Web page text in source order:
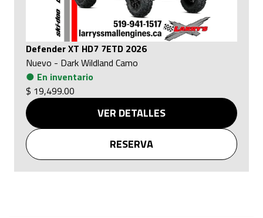
Defender XT HD7 7ETD 2026
Nuevo - Dark Wildland Camo
● En inventario
$ 19,499.00
VER DETALLES
RESERVA